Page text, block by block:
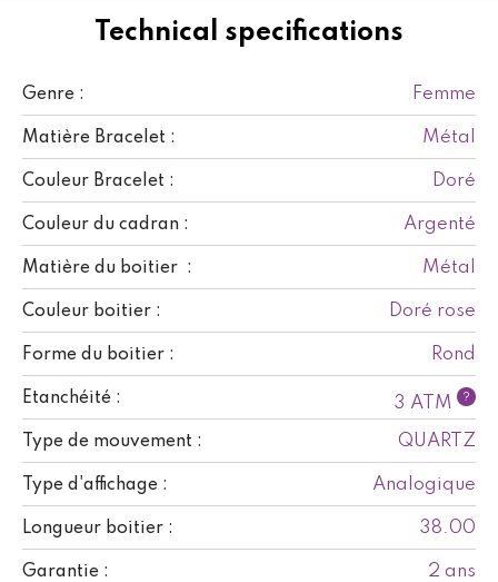
Technical specifications
Genre : Femme
Matière Bracelet : Métal
Couleur Bracelet : Doré
Couleur du cadran : Argenté
Matière du boitier : Métal
Couleur boitier : Doré rose
Forme du boitier : Rond
Etanchéité : 3 ATM ?
Type de mouvement : QUARTZ
Type d'affichage : Analogique
Longueur boitier : 38.00
Garantie : 2 ans